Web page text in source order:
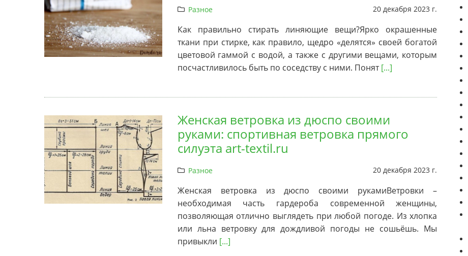
Разное 20 декабря 2023 г.
Как правильно стирать линяющие вещи?Ярко окрашенные
ткани при стирке, как правило, щедро «делятся» своей богатой
цветовой гаммой с водой, а также с другими вещами, которым
посчастливилось быть по соседству с ними. Понят[...]
Женская ветровка из дюспо своими
руками: спортивная ветровка прямого
силуэта art-textil.ru
Разное 20 декабря 2023 г.
Женская ветровка из дюспо своими рукамиВетровки –
необходимая часть гардероба современной женщины,
позволяющая отлично выглядеть при любой погоде. Из хлопка
или льна ветровку для дождливой погоды не сошьёшь. Мы
привыкли [...]